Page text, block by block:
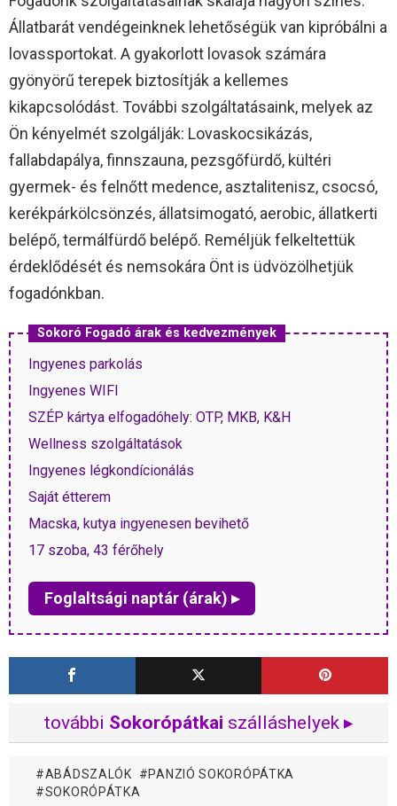
Állatbarát vendégeinknek lehetőségük van kipróbálni a
lovassportokat. A gyakorlott lovasok számára
gyönyörű terepek biztosítják a kellemes
kikapcsolódást. További szolgáltatásaink, melyek az
Ön kényelmét szolgálják: Lovaskocsikázás,
fallabdapálya, finnszauna, pezsgőfürdő, kültéri
gyermek- és felnőtt medence, asztalitenisz, csocsó,
kerékpárkölcsönzés, állatsimogató, aerobic, állatkerti
belépő, termálfürdő belépő. Reméljük felkeltettük
érdeklődését és nemsokára Önt is üdvözölhetjük
fogadónkban.
Sokoró Fogadó árak és kedvezmények
Ingyenes parkolás
Ingyenes WIFI
SZÉP kártya elfogadóhely: OTP, MKB, K&H
Wellness szolgáltatások
Ingyenes légkondícionálás
Saját étterem
Macska, kutya ingyenesen bevihető
17 szoba, 43 férőhely
Foglaltsági naptár (árak) ▸
további Sokorópátkai szálláshelyek ▸
ABÁDSZALÓK
PANZIÓ SOKORÓPÁTKA
SOKORÓPÁTKA